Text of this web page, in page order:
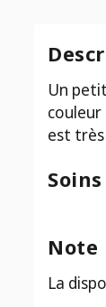
Un
couleur
est
Soins
Note
La